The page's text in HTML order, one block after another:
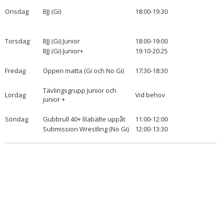
KONTAKT
Onsdag BJJ (Gi) 18:00-19:30
Torsdag BJJ (Gi) Junior
18:00-19:00
BJJ (Gi) Junior+
19:10-20:25
Fredag Öppen matta (Gi och No Gi) 17:30-18:30
Lördag
Tävlingsgrupp Junior och
junior +
Vid behov
Söndag Gubbrull 40+ lilabälte uppåt
11:00-12:00
Submission Wrestling (No Gi)
12:00-13:30